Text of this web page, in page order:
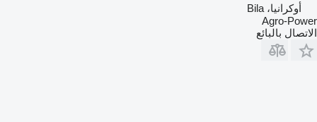
أوكرانيا، Bila
Agro-Power
الاتصال بالبائع